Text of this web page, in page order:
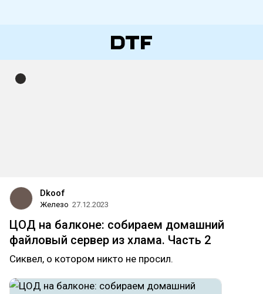
Dkoof
Железо 27.12.2023
ЦОД на балконе: собираем домашний
файловый сервер из хлама. Часть 2
Сиквел, о котором никто не просил.